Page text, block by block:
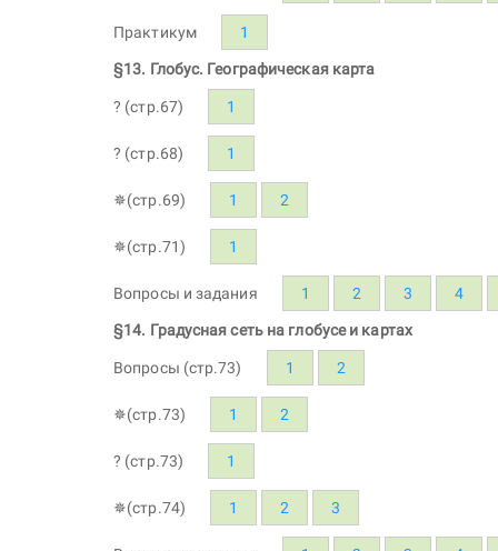
Практикум 1
§13. Глобус. Географическая карта
? (стр.67) 1
? (стр.68) 1
✵(стр.69) 1 2
✵(стр.71) 1
Вопросы и задания 1 2 3 4
§14. Градусная сеть на глобусе и картах
Вопросы (стр.73) 1 2
✵(стр.73) 1 2
? (стр.73) 1
✵(стр.74) 1 2 3